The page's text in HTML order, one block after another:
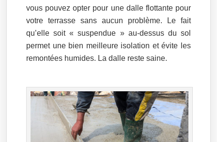
vous pouvez opter pour une dalle flottante pour
votre terrasse sans aucun problème. Le fait
qu’elle soit « suspendue » au-dessus du sol
permet une bien meilleure isolation et évite les
remontées humides. La dalle reste saine.